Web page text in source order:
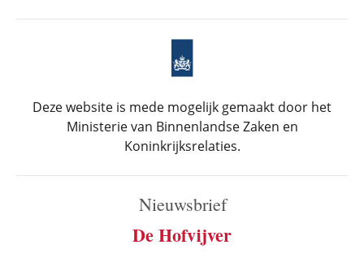
Deze website is mede mogelijk gemaakt door het
Ministerie van Binnenlandse Zaken en
Koninkrijksrelaties.
Nieuwsbrief
De Hofvijver